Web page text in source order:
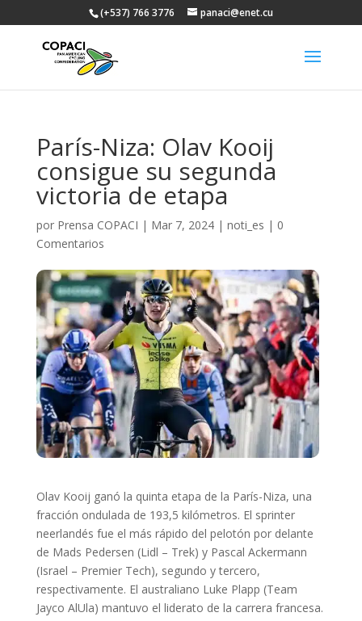
(+537) 766 3776 panaci@enet.cu
París-Niza: Olav Kooij
consigue su segunda
victoria de etapa
por Prensa COPACI | Mar 7, 2024| noti_es | 0
Comentarios
Olav Kooij ganó la quinta etapa de la París-Niza, una
fracción ondulada de 193,5 kilómetros. El sprinter
neerlandés fue el más rápido del pelotón por delante
de Mads Pedersen (Lidl – Trek) y Pascal Ackermann
(Israel – Premier Tech), segundo y tercero,
respectivamente. El australiano Luke Plapp (Team
Jayco AlUla) mantuvo el liderato de la carrera francesa.